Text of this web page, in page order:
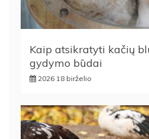
Kaip atsikratyti kačių
gydymo būdai
2026 18 birželio